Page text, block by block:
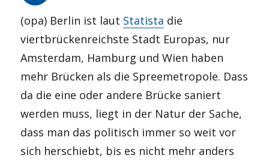
(opa) Berlin ist laut Statista die
viertbrückenreichste Stadt Europas, nur
Amsterdam, Hamburg und Wien haben
mehr Brücken als die Spreemetropole. Dass
da die eine oder andere Brücke saniert
werden muss, liegt in der Natur der Sache,
dass man das politisch immer so weit vor
sich herschiebt, bis es nicht mehr anders